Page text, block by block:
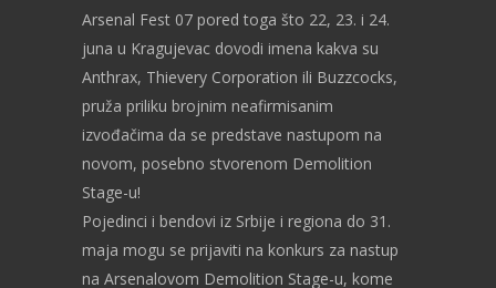
Arsenal Fest 07 pored toga što 22, 23. i 24.
juna u Kragujevac dovodi imena kakva su
Anthrax, Thievery Corporation ili Buzzcocks,
pruža priliku brojnim neafirmisanim
izvođačima da se predstave nastupom na
novom, posebno stvorenom Demolition
Stage-u!
Pojedinci i bendovi iz Srbije i regiona do 31.
maja mogu se prijaviti na konkurs za nastup
na Arsenalovom Demolition Stage-u, kome